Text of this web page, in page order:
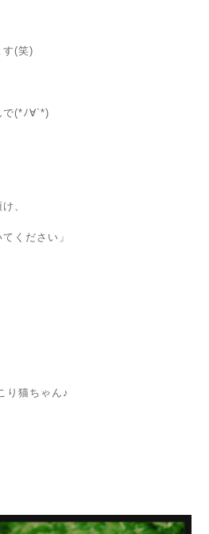
す(笑)
で(*ﾉ∀`*)
、
ください」
り猫ちゃん♪